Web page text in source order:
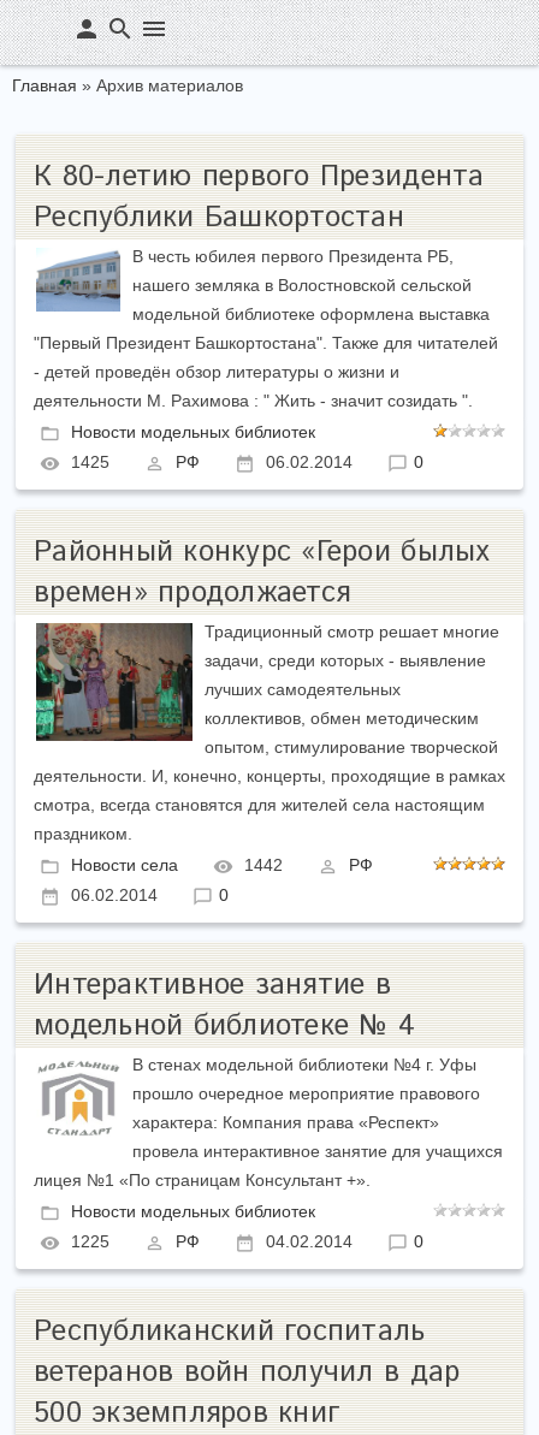
personsearchmenu
Главная » Архив материалов
К 80-летию первого Президента
Республики Башкортостан
В честь юбилея первого Президента РБ,
нашего земляка в Волостновской сельской
модельной библиотеке оформлена выставка
"Первый Президент Башкортостана". Также для читателей
- детей проведён обзор литературы о жизни и
деятельности М. Рахимова : " Жить - значит созидать ".
Новости модельных библиотек
1425
РФ 06.02.2014 0
Районный конкурс «Герои былых
времен» продолжается
Традиционный смотр решает многие
задачи, среди которых - выявление
лучших самодеятельных
коллективов, обмен методическим
опытом, стимулирование творческой
деятельности. И, конечно, концерты, проходящие в рамках
смотра, всегда становятся для жителей села настоящим
праздником.
Новости села
1442
РФ
06.02.2014
0
Интерактивное занятие в
модельной библиотеке № 4
В стенах модельной библиотеки №4 г. Уфы
прошло очередное мероприятие правового
характера: Компания права «Респект»
провела интерактивное занятие для учащихся
лицея №1 «По страницам Консультант +».
Новости модельных библиотек
1225
РФ 04.02.2014 0
Республиканский госпиталь
ветеранов войн получил в дар
500 экземпляров книг